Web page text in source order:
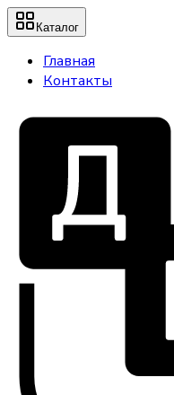
Каталог
Главная
Контакты